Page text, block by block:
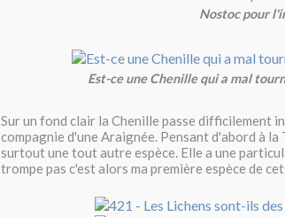
Nostoc pour
Est-ce une Chenille qui a mal
Sur un fond clair la Chenille passe difficilement
compagnie d'une Araignée. Pensant d'abord à
surtout une tout autre espèce. Elle a une
trompe pas c'est alors ma première espèce de